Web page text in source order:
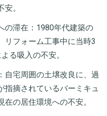
。
の滞在：1980年代建築の
リフォーム工事中に当時3
る吸入の不安。
自宅周囲の土壌改良に、過
摘されているバーミキュ
の居住環境への不安。